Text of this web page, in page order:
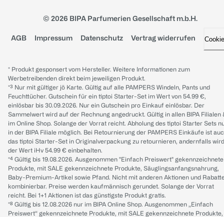
© 2026 BIPA Parfumerien Gesellschaft m.b.H.
AGB Impressum Datenschutz Vertrag widerrufen
* Produkt gesponsert vom Hersteller. Weitere Informationen zum
Werbetreibenden direkt beim jeweiligen Produkt.
*³ Nur mit gültiger jö Karte. Gültig auf alle PAMPERS Windeln, Pants und
Feuchttücher. Gutschein für ein tiptoi Starter-Set im Wert von 54.99 €,
einlösbar bis 30.09.2026. Nur ein Gutschein pro Einkauf einlösbar. Der
Sammelwert wird auf der Rechnung angedruckt. Gültig in allen BIPA Filialen
im Online Shop. Solange der Vorrat reicht. Abholung des tiptoi Starter Sets
in der BIPA Filiale möglich. Bei Retournierung der PAMPERS Einkäufe ist
das tiptoi Starter-Set in Originalverpackung zu retournieren, andernfalls wird
der Wert iHv 54.99 € einbehalten.
*⁴ Gültig bis 19.08.2026. Ausgenommen "Einfach Preiswert" gekennzeichnete
Produkte, mit SALE gekennzeichnete Produkte, Säuglingsanfangsnahrung,
Baby-Premium-Artikel sowie Pfand. Nicht mit anderen Aktionen und
kombinierbar. Preise werden kaufmännisch gerundet. Solange der Vorrat
reicht. Bei 1+1 Aktionen ist das günstigste Produkt gratis.
*⁸ Gültig bis 12.08.2026 nur im BIPA Online Shop. Ausgenommen „Einfach
Preiswert“ gekennzeichnete Produkte, mit SALE gekennzeichnete Produkte,